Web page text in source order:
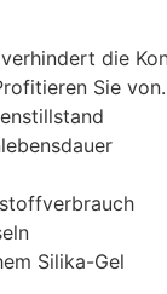
die
Sie
Silika-Gel